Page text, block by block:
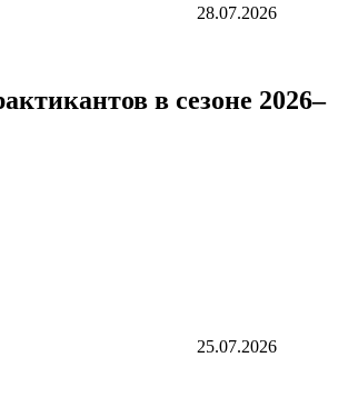
28.07.2026
в сезоне 2026–
25.07.2026